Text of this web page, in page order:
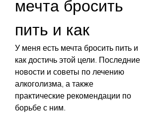
мечта бросить
пить и как
У меня есть мечта бросить пить и
как достичь этой цели. Последние
новости и советы по лечению
алкоголизма, а также
практические рекомендации по
борьбе с ним.